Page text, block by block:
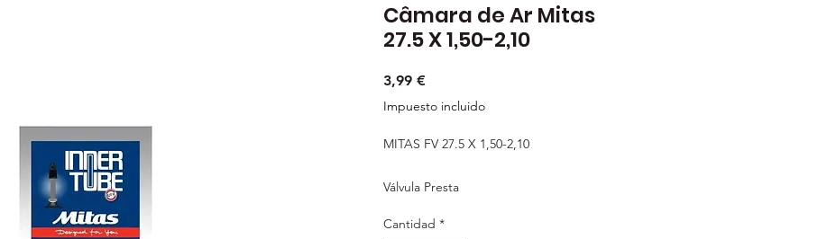
Câmara de Ar Mitas
27.5 X 1,50-2,10
3,99 €Precio
Impuesto incluido
MITAS FV 27.5 X 1,50-2,10
Válvula Presta
Cantidad *